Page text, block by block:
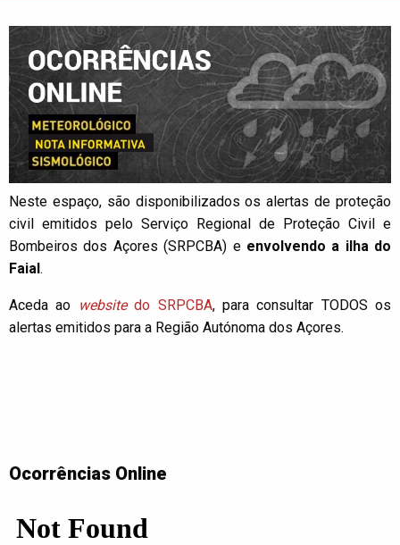
Neste espaço, são disponibilizados os alertas de proteção
civil emitidos pelo Serviço Regional de Proteção Civil e
Bombeiros dos Açores (SRPCBA) e envolvendo a ilha do
Faial.
Aceda ao websitedo SRPCBA, para consultar TODOS os
alertas emitidos para a Região Autónoma dos Açores.
Ocorrências Online